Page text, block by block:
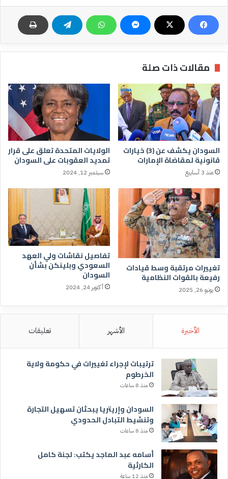
مقالات ذات صلة
السودان يكشف عن (3) خيارات
قانونية لمقاضاة الإمارات
منذ 3 أسابيع
الولايات المتحدة تعلق على قرار
تمديد العقوبات على السودان
سبتمبر 12, 2024
تغييرات مرتقبة وسط قيادات
رفيعة بالقوات النظامية
يونيو 26, 2025
تفاصيل نقاشات ولي العهد
السعودي وبلينكن بشأن
السودان
أكتوبر 24, 2024
الأخيرة الأشهر تعليقات
ترتيبات لإجراء تغييرات في حكومة ولاية
الخرطوم
منذ 8 ساعات
السودان وإريتريا يبحثان تسهيل التجارة
وتنشيط التبادل الحدودي
منذ 8 ساعات
أسامه عبد الماجد يكتب: لجنة كامل
الكارثية
منذ 12 ساعة